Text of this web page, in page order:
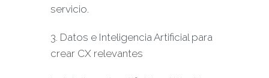
servicio.
3. Datos e Inteligencia Artificial para
crear CX relevantes